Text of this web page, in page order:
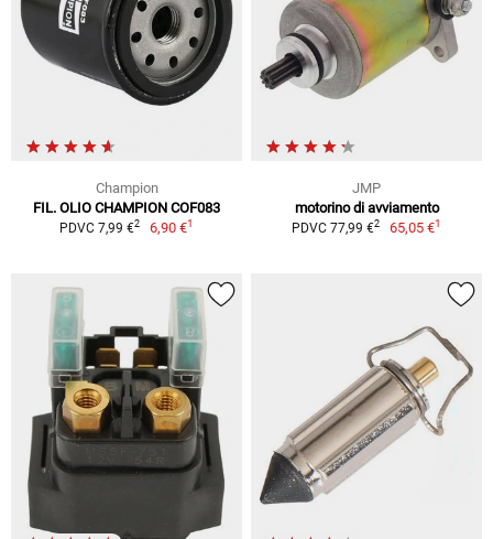
Champion
FIL. OLIO CHAMPION COF083
PDVC 7,99 €2 6,90 €1
JMP
motorino di avviamento
PDVC 77,99 €2 65,05 €1